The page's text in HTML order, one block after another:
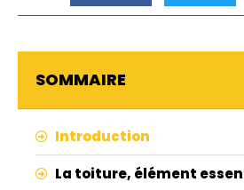
SOMMAIRE
Introduction
La toiture, élément